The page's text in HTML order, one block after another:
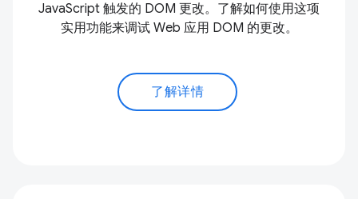
JavaScript 触发的 DOM 更改。了解如何使用这项
实用功能来调试 Web 应用 DOM 的更改。
了解详情